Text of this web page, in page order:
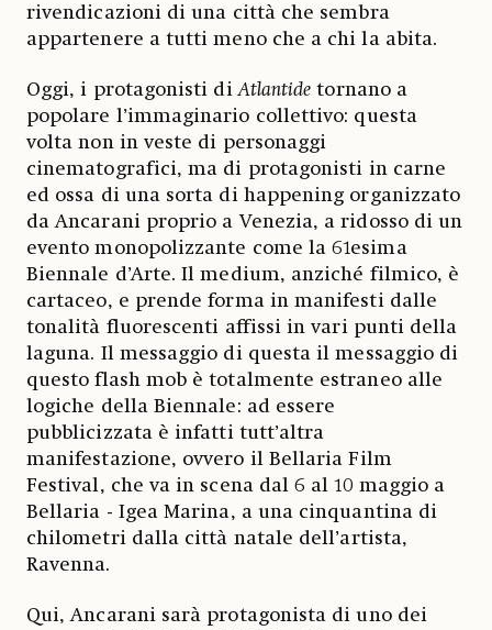
rivendicazioni di una città che sembra
appartenere a tutti meno che a chi la abita.
Oggi, i protagonisti diAtlantide tornano a
popolare l’immaginario collettivo: questa
volta non in veste di personaggi
cinematografici, ma di protagonisti in carne
ed ossa di una sorta di happening organizzato
da Ancarani proprio a Venezia, a ridosso di un
evento monopolizzante come la 61esima
Biennale d’Arte. Il medium, anziché filmico, è
cartaceo, e prende forma in manifesti dalle
tonalità fluorescenti affissi in vari punti della
laguna. Il messaggio di questa il messaggio di
questo flash mob è totalmente estraneo alle
logiche della Biennale: ad essere
pubblicizzata è infatti tutt’altra
manifestazione, ovvero il Bellaria Film
Festival, che va in scena dal 6 al 10 maggio a
Bellaria - Igea Marina, a una cinquantina di
chilometri dalla città natale dell’artista,
Ravenna.
Qui, Ancarani sarà protagonista di uno dei